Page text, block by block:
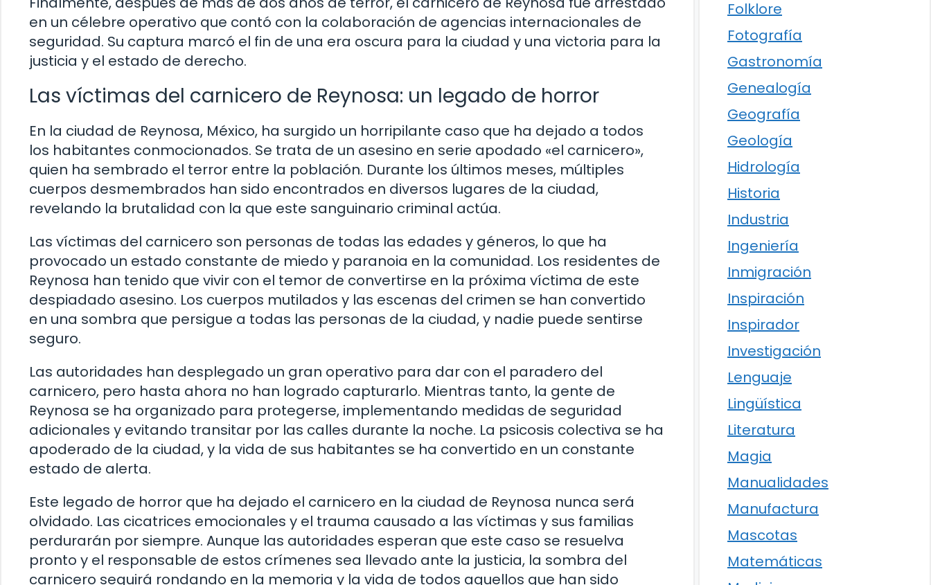
en un célebre operativo que contó con la colaboración de agencias internacionales de
seguridad. Su captura marcó el fin de una era oscura para la ciudad y una victoria para la
justicia y el estado de derecho.
Las víctimas del carnicero de Reynosa: un legado de horror
En la ciudad de Reynosa, México, ha surgido un horripilante caso que ha dejado a todos
los habitantes conmocionados. Se trata de un asesino en serie apodado «el carnicero»,
quien ha sembrado el terror entre la población. Durante los últimos meses, múltiples
cuerpos desmembrados han sido encontrados en diversos lugares de la ciudad,
revelando la brutalidad con la que este sanguinario criminal actúa.
Las víctimas del carnicero son personas de todas las edades y géneros, lo que ha
provocado un estado constante de miedo y paranoia en la comunidad. Los residentes de
Reynosa han tenido que vivir con el temor de convertirse en la próxima víctima de este
despiadado asesino. Los cuerpos mutilados y las escenas del crimen se han convertido
en una sombra que persigue a todas las personas de la ciudad, y nadie puede sentirse
seguro.
Las autoridades han desplegado un gran operativo para dar con el paradero del
carnicero, pero hasta ahora no han logrado capturarlo. Mientras tanto, la gente de
Reynosa se ha organizado para protegerse, implementando medidas de seguridad
adicionales y evitando transitar por las calles durante la noche. La psicosis colectiva se ha
apoderado de la ciudad, y la vida de sus habitantes se ha convertido en un constante
estado de alerta.
Este legado de horror que ha dejado el carnicero en la ciudad de Reynosa nunca será
olvidado. Las cicatrices emocionales y el trauma causado a las víctimas y sus familias
perdurarán por siempre. Aunque las autoridades esperan que este caso se resuelva
pronto y el responsable de estos crímenes sea llevado ante la justicia, la sombra del
carnicero seguirá rondando en la memoria y la vida de todos aquellos que han sido
Folklore
Fotografía
Gastronomía
Genealogía
Geografía
Geología
Hidrología
Historia
Industria
Ingeniería
Inmigración
Inspiración
Inspirador
Investigación
Lenguaje
Lingüística
Literatura
Magia
Manualidades
Manufactura
Mascotas
Matemáticas